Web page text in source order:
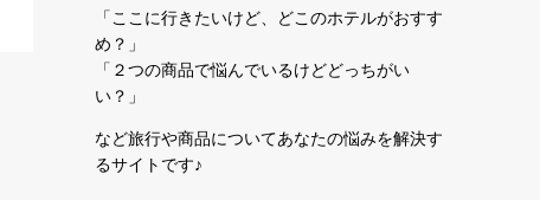
「ここに行きたいけど、どこのホテルがおすす
め？」
「２つの商品で悩んでいるけどどっちがい
い？」
など旅行や商品についてあなたの悩みを解決す
るサイトです♪